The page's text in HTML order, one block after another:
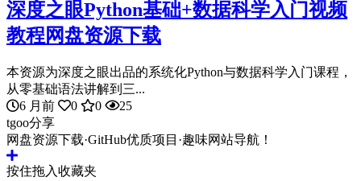
深度之眼Python基础+数据科学入门视频
教程网盘资源下载
本资源为深度之眼出品的系统化Python与数据科学入门课程，
从零基础语法讲解到三...
6 月前
0 0
25
tgoo分享
网盘资源下载·GitHub优质项目·趣味网站导航！
按住拖入收藏夹